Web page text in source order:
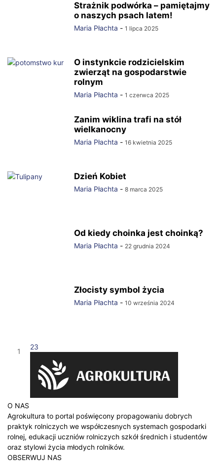
Strażnik podwórka – pamiętajmy
o naszych psach latem!
Maria Płachta - 1 lipca 2025
O instynkcie rodzicielskim
zwierząt na gospodarstwie
rolnym
Maria Płachta - 1 czerwca 2025
Zanim wiklina trafi na stół
wielkanocny
Maria Płachta - 16 kwietnia 2025
Dzień Kobiet
Maria Płachta - 8 marca 2025
Od kiedy choinka jest choinką?
Maria Płachta - 22 grudnia 2024
Złocisty symbol życia
Maria Płachta - 10 września 2024
1
23
O NAS
Agrokultura to portal poświęcony propagowaniu dobrych
praktyk rolniczych we współczesnych systemach gospodarki
rolnej, edukacji uczniów rolniczych szkół średnich i studentów
oraz stylowi życia młodych rolników.
OBSERWUJ NAS